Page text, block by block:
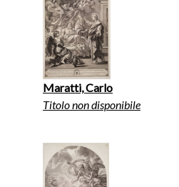
Maratti, Carlo
Titolo non disponibile